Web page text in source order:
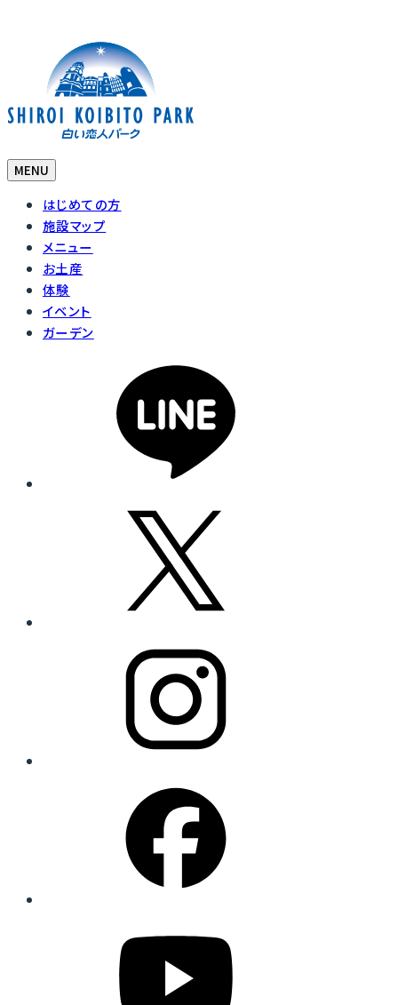
MENU
はじめての方
施設マップ
メニュー
お土産
体験
イベント
ガーデン